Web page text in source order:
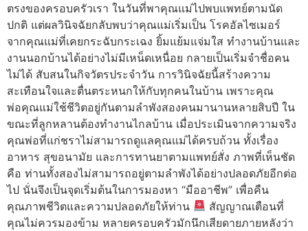
ตรงของครอบครัวเรา ในวันที่พาคุณแม่ไปพบแพทย์ตามนัด
ปกติ แต่ผลวินิจฉัยกลับพบว่าคุณแม่เริ่มเป็น โรคอัลไซเมอร์
จากคุณแม่ที่เคยกระฉับกระเฉง ยิ้มแย้มแจ่มใส ทำงานบ้านและ
งานนอกบ้านได้อย่างไม่มีเหน็ดเหนื่อย กลายเป็นเริ่มจำชื่อคน
ไม่ได้ สับสนในกิจวัตรประจำวัน การวินิจฉัยนี้สร้างความ
สะเทือนใจและตื่นตระหนกให้กับทุกคนในบ้าน เพราะคุณ
พ่อคุณแม่ใช้ชีวิตอยู่กันตามลำพังสองคนมานานหลายสิบปี ใน
ขณะที่ลูกหลานต้องทำงานไกลบ้าน เมื่อประเมินจากความจริง
คุณพ่อที่แก่ชราไม่สามารถดูแลคุณแม่ได้ครบถ้วน ทั้งเรื่อง
อาหาร สุขอนามัย และการทานยาตามแพทย์สั่ง ภาพที่เห็นชัด
คือ ท่านทั้งสองไม่สามารถอยู่ตามลำพังได้อย่างปลอดภัยอีกต่อ
ไป นั่นจึงเป็นจุดเริ่มต้นในการมองหา “มืออาชีพ” เพื่อคืน
คุณภาพชีวิตและความปลอดภัยให้ท่าน
สัญญาณเตือนที่
คุณไม่ควรมองข้าม หลายครอบครัวมักนึกเสียดายภายหลังว่า